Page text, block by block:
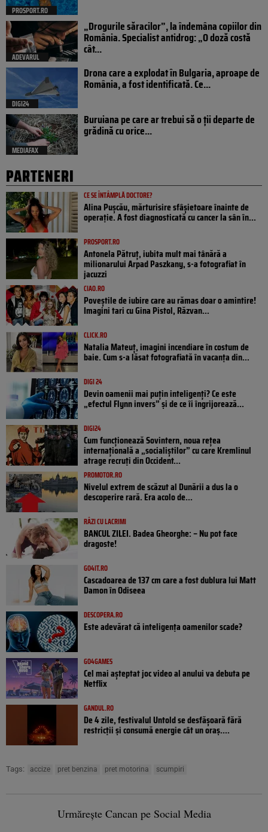
PROSPORT.RO
ADEVARUL
„Drogurile săracilor”, la îndemâna copiilor din
România. Specialist antidrog: „O doză costă
cât...
DIGI24
Drona care a explodat în Bulgaria, aproape de
România, a fost identificată. Ce...
MEDIAFAX
Buruiana pe care ar trebui să o ții departe de
grădină cu orice...
PARTENERI
CE SE ÎNTÂMPLĂ DOCTORE?
Alina Pușcău, mărturisire sfâșietoare înainte de
operație. A fost diagnosticată cu cancer la sân în...
PROSPORT.RO
Antonela Pătruț, iubita mult mai tânără a
milionarului Arpad Paszkany, s-a fotografiat în
jacuzzi
CIAO.RO
Poveştile de iubire care au rămas doar o amintire!
Imagini tari cu Gina Pistol, Răzvan...
CLICK.RO
Natalia Mateuț, imagini incendiare în costum de
baie. Cum s-a lăsat fotografiată în vacanța din...
DIGI 24
Devin oamenii mai puțin inteligenți? Ce este
„efectul Flynn invers” și de ce îi îngrijorează...
DIGI24
Cum funcționează Sovintern, noua rețea
internațională a „socialiștilor” cu care Kremlinul
atrage recruți din Occident...
PROMOTOR.RO
Nivelul extrem de scăzut al Dunării a dus la o
descoperire rară. Era acolo de...
RÂZI CU LACRIMI
BANCUL ZILEI. Badea Gheorghe: – Nu pot face
dragoste!
GO4IT.RO
Cascadoarea de 137 cm care a fost dublura lui Matt
Damon în Odiseea
DESCOPERA.RO
Este adevărat că inteligența oamenilor scade?
GO4GAMES
Cel mai așteptat joc video al anului va debuta pe
Netflix
GANDUL.RO
De 4 zile, festivalul Untold se desfășoară fără
restricții și consumă energie cât un oraș....
Tags: accize pret benzina pret motorina scumpiri
Urmărește Cancan pe Social Media